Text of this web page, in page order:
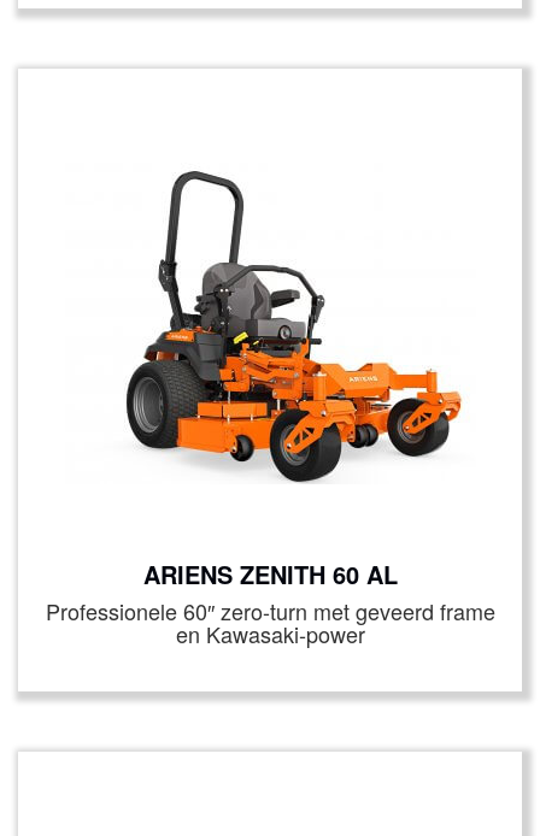
ARIENS ZENITH 60 AL
Professionele 60″ zero-turn met geveerd frame
en Kawasaki‑power